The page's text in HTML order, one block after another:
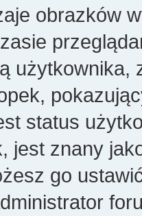
obrazków
użytkownika,
status
jest znany
go